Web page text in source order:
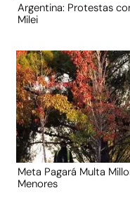
Argentina: Protestas
Milei
Meta Pagará Multa
Menores